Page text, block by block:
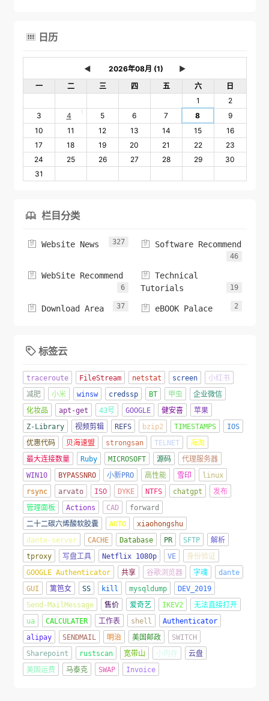
 日历
◄
►
一
二 三 四 五 六
日
1
2
3
4 1 5 6 7 8
9
10
11 12 13 14 15
16
17
18 19 20 21 22
23
24
25 26 27 28 29
30
31
 栏目分类
 Website News 327  Software Recommend
46
 WebSite Recommend
6
 Technical
Tutorials
19
 Download Area 37  eBOOK Palace 2
 标签云
traceroute FileStream netstat screen
小红书
减肥
小米 winsw credssp BT 甲虫
企业微信
化妆品
apt-get 43号 GOOGLE 健安喜
苹果
Z-Library
视频剪辑 REFS bzip2 TIMESTAMPS
IOS
优惠代码
贝海速盟 strongsan TELNET
海淘
最大连接数量
Ruby MICROSOFT 源码
代理服务器
WIN10
BYPASSNRO 小新PRO 高性能 雪印
linux
rsync
arvato ISO DYKE NTFS chatgpt
发布
管理面板
Actions CAD
forward
二十二碳六烯酸软胶囊
AUTO
xiaohongshu
dante-server
CACHE Database PR SFTP
解析
tproxy
写盘工具 Netflix 1080p VE
身份验证
GOOGLE Authenticator
共享 谷歌浏览器 字魂
dante
GUI
篱笆女 SS kill mysqldump
DEV_2019
Send-MailMessage
售价 爱奇艺 IKEV2
无法直接打开
ua
CALCULATER 工作表 shell
Authenticator
alipay
SENDMAIL 明治 美国邮政
SWITCH
Sharepoint
rustscan 宽带山 小内存
云盘
美国运费
马泰克 SWAP Invoice